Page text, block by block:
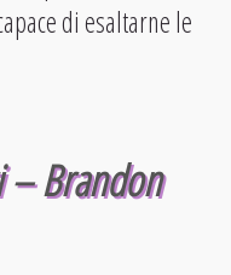
di esaltarne le
– Brandon